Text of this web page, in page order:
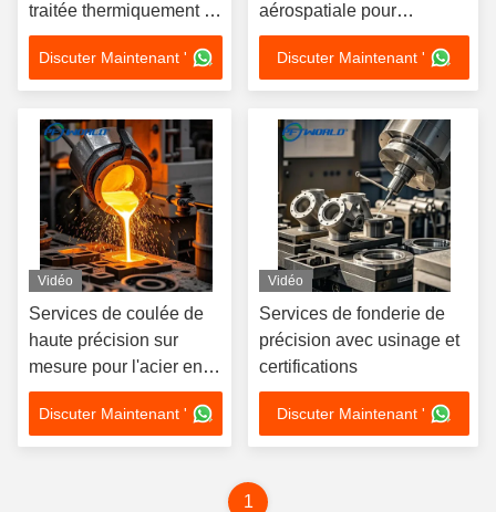
traitée thermiquement /
services de coulée pour
la fabrication
d'équipements
médicaux
Discuter Maintenant '
aérospatiale pour
machines critiques
certifiées ISO 9001
Discuter Maintenant '
Vidéo
Services de coulée de
haute précision sur
mesure pour l'acier en
aluminium et le fer
Discuter Maintenant '
Vidéo
Services de fonderie de
précision avec usinage et
certifications
Discuter Maintenant '
1